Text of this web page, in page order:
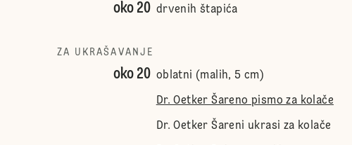
oko 20 drvenih štapića
ZA UKRAŠAVANJE
oko 20 oblatni (malih, 5 cm)
Dr. Oetker Šareno pismo za kolače
Dr. Oetker Šareni ukrasi za kolače